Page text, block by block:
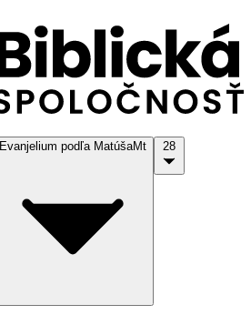
Evanjelium podľa MatúšaMt